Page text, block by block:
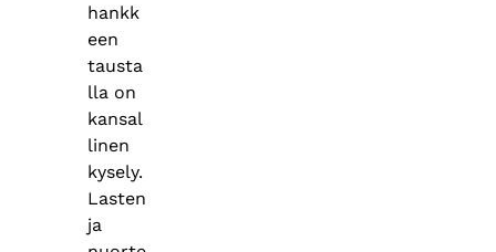
hankk
een
tausta
lla on
kansal
linen
kysely.
Lasten
ja